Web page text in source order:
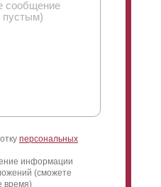
персональных
информации
(сможете
время)